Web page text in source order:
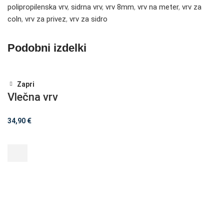
polipropilenska vrv, sidrna vrv, vrv 8mm, vrv na meter, vrv za
coln, vrv za privez, vrv za sidro
Podobni izdelki
Zapri
Vlečna vrv
34,90 €